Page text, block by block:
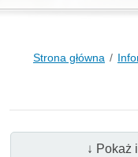
Strona główna
↓ Pokaż